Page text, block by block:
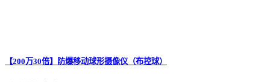
【200万30倍】防爆移动球形摄像仪（布控球）